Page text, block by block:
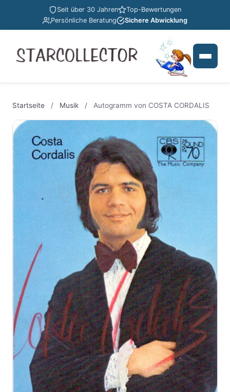
Seit über 30 Jahren
Top-Bewertungen
Persönliche Beratung
Sichere Abwicklung
Startseite / Musik / Autogramm von COSTA CORDALIS